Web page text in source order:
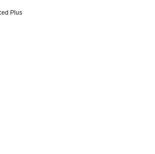
Plus